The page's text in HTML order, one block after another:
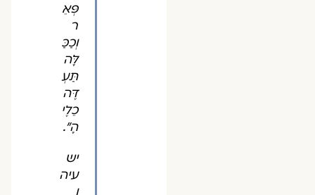
פְּאֵ
ר
וְכַכַּ
לָּה
תַּעְ
דֶּה
כֵלֶי
הָ".
יש
עיה